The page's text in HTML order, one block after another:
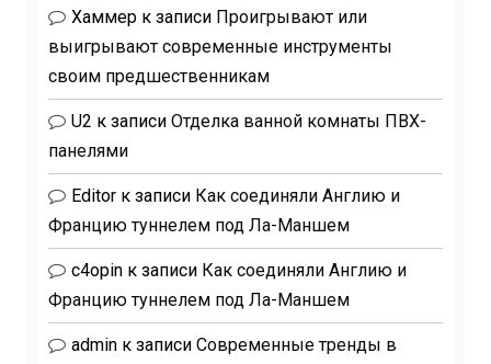
Хаммер к записи Проигрывают или
выигрывают современные инструменты
своим предшественникам
U2 к записи Отделка ванной комнаты ПВХ-
панелями
Editor к записи Как соединяли Англию и
Францию туннелем под Ла-Маншем
c4opin к записи Как соединяли Англию и
Францию туннелем под Ла-Маншем
admin к записи Современные тренды в